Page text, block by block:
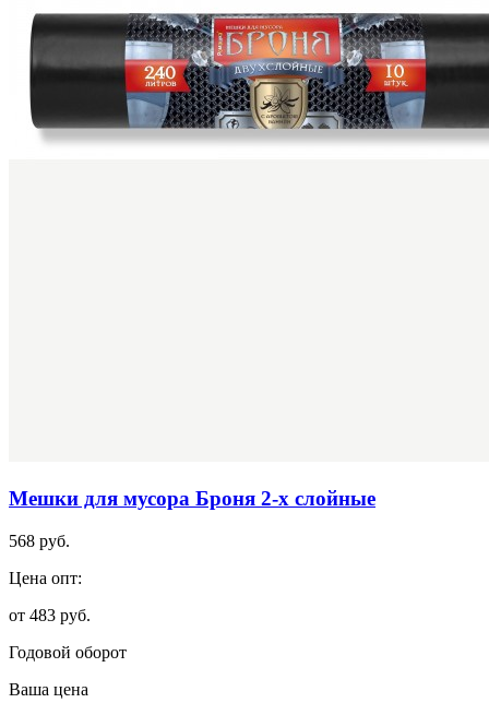
Мешки для мусора Броня 2-х слойные
568 руб.
Цена опт:
от 483 руб.
Годовой оборот
Ваша цена